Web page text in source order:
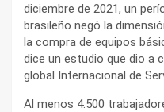
diciembre de 2021, un
brasileño negó la
la compra de equipos
dice un estudio que dio a
global Internacional de
Al menos 4.500